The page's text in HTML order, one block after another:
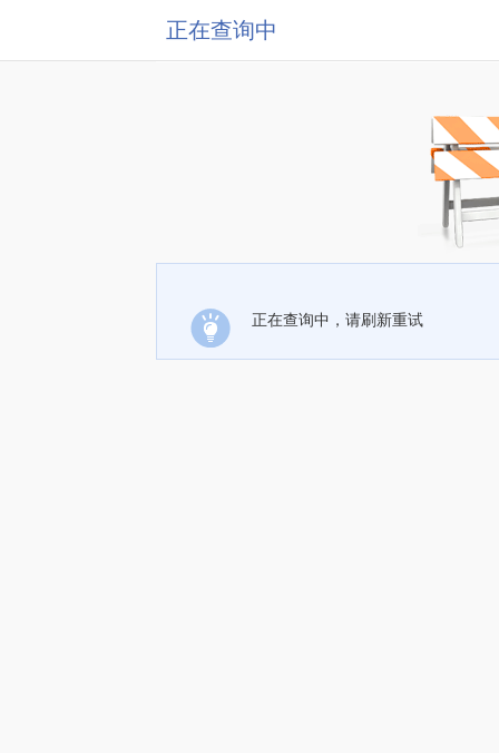
正在查询中
正在查询中，请刷新重试